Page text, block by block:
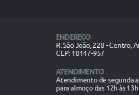
ENDEREÇO
R. São João, 228 - Centro,
CEP: 18147-957
ATENDIMENTO
Atendimento de segunda a
para almoço das 12h às 13h